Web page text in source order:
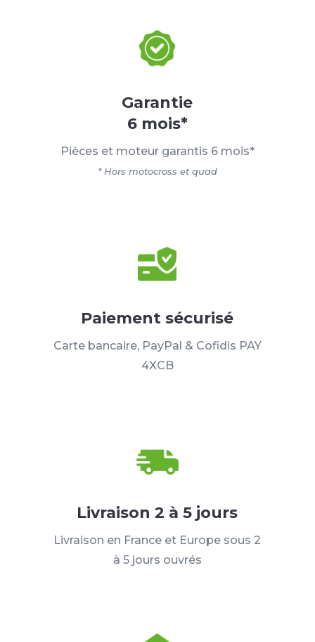
Garantie
6 mois*
Pièces et moteur garantis 6 mois*
* Hors motocross et quad
Paiement sécurisé
Carte bancaire, PayPal & Cofidis PAY
4XCB
Livraison 2 à 5 jours
Livraison en France et Europe sous 2
à 5 jours ouvrés